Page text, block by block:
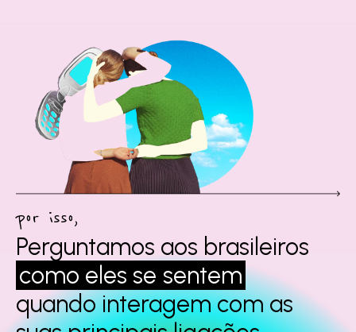
por isso,
Perguntamos aos brasileiros
como eles se sentem
quando interagemcom as